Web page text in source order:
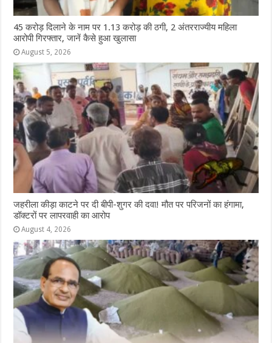
45 करोड़ दिलाने के नाम पर 1.13 करोड़ की ठगी, 2 अंतरराज्यीय महिला
आरोपी गिरफ्तार, जानें कैसे हुआ खुलासा
August 5, 2026
जहरीला कीड़ा काटने पर दी बीपी-शुगर की दवा! मौत पर परिजनों का हंगामा,
डॉक्टरों पर लापरवाही का आरोप
August 4, 2026